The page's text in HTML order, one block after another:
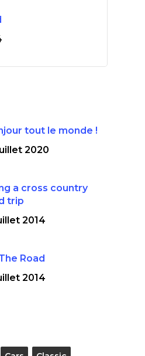
tout le monde !
2020
a cross country
trip
2014
Road
2014